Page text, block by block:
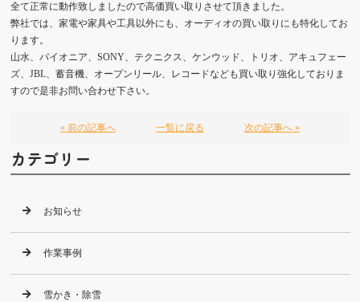
全て正常に動作致しましたので高価買い取りさせて頂きました。
弊社では、家電や家具や工具以外にも、オーディオの買い取りにも特化してお
ります。
山水、パイオニア、SONY、テクニクス、ケンウッド、トリオ、アキュフェー
ズ、JBL、蓄音機、オープンリール、レコードなども買い取り強化しておりま
すので是非お問い合わせ下さい。
« 前の記事へ 一覧に戻る 次の記事へ »
カテゴリー
お知らせ
作業事例
雪かき・除雪